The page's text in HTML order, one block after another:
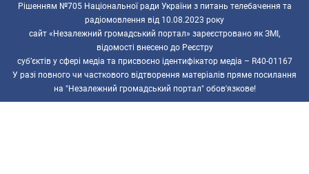
Рішенням №705 Національної ради України з питань телебачення та
радіомовлення від 10.08.2023 року
сайт «Незалежний громадський портал» зареєстровано як ЗМІ,
відомості внесено до Реєстру
суб’єктів у сфері медіа та присвоєно ідентифікатор медіа – R40-01167
У разі повного чи часткового відтворення матеріалів пряме посилання
на "Незалежний громадський портал" обов'язкове!